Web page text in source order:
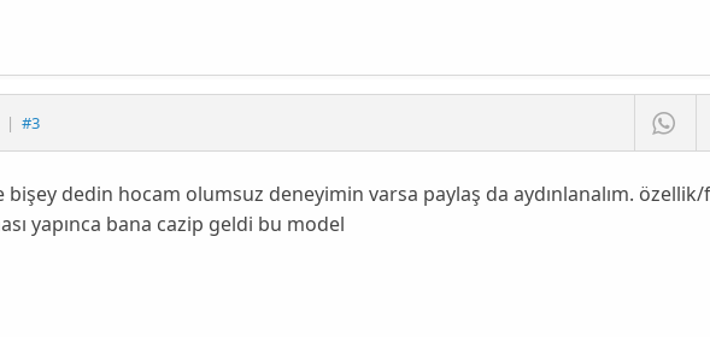
| #3
bişey dedin hocam olumsuz deneyimin varsa paylaş da aydınlanalım.
yapınca bana cazip geldi bu model